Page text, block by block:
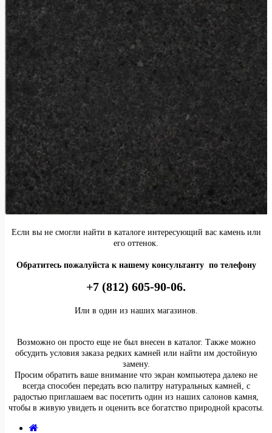
Если вы не смогли найти в каталоге интересующий вас камень или
его оттенок.
Обратитесь пожалуйста к нашему консультанту по телефону
+7 (812) 605-90-06.
Или в один из наших магазинов.
Возможно он просто еще не был внесен в каталог. Также можно
обсудить условия заказа редких камней или найти им достойную
замену.
Просим обратить ваше внимание что экран компьютера далеко не
всегда способен передать всю палитру натуральных камней, с
радостью приглашаем вас посетить один из наших салонов камня,
чтобы в живую увидеть и оценить все богатство природной красоты.